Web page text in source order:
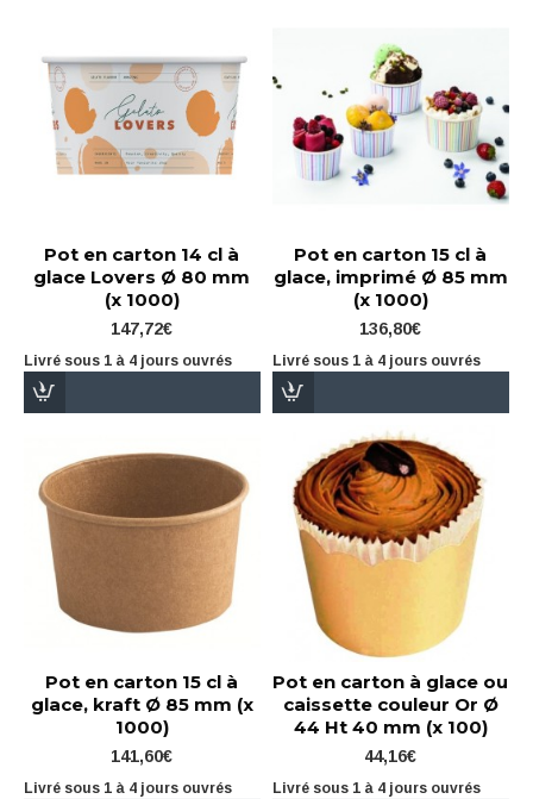
Pot en carton 14 cl à
glace Lovers Ø 80 mm
(x 1000)
147,72€
Livré sous 1 à 4 jours ouvrés
Pot en carton 15 cl à
glace, imprimé Ø 85 mm
(x 1000)
136,80€
Livré sous 1 à 4 jours ouvrés
Pot en carton 15 cl à
glace, kraft Ø 85 mm (x
1000)
141,60€
Livré sous 1 à 4 jours ouvrés
Pot en carton à glace ou
caissette couleur Or Ø
44 Ht 40 mm (x 100)
44,16€
Livré sous 1 à 4 jours ouvrés